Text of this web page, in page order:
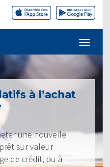
à l’achat
une nouvelle
sur valeur
de crédit, ou à